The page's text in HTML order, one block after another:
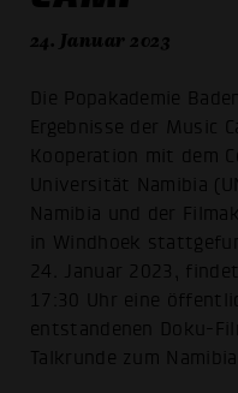
24. Januar 2023
Die Popakademie
Ergebnisse der Music
Kooperation mit dem
Universität Namibia
Namibia und der
in Windhoek
24. Januar 2023,
17:30 Uhr eine
entstandenen Doku-
Talkrunde zum